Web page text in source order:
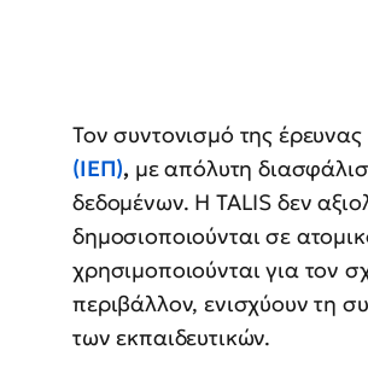
Τον συντονισμό της έρευνας
(ΙΕΠ), με απόλυτη
δεδομένων. Η TALIS δεν
δημοσιοποιούνται σε
χρησιμοποιούνται για τον
περιβάλλον, ενισχύουν τη
των εκπαιδευτικών.